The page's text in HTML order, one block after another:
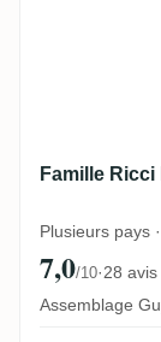
Famille
Plusieurs pays
7,0/10·28 avis
Assemblage